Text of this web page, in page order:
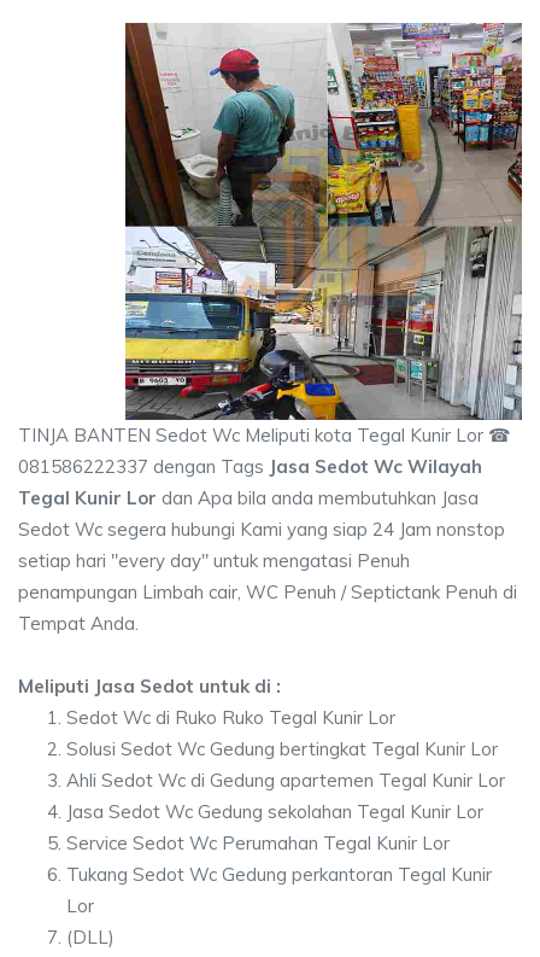
TINJA BANTEN Sedot Wc Meliputi kota Tegal Kunir Lor ☎
081586222337 dengan Tags Jasa Sedot Wc Wilayah
Tegal Kunir Lor dan Apa bila anda membutuhkan Jasa
Sedot Wc segera hubungi Kami yang siap 24 Jam nonstop
setiap hari "every day" untuk mengatasi Penuh
penampungan Limbah cair, WC Penuh / Septictank Penuh di
Tempat Anda.
Meliputi Jasa Sedot untuk di :
Sedot Wc di Ruko Ruko Tegal Kunir Lor
Solusi Sedot Wc Gedung bertingkat Tegal Kunir Lor
Ahli Sedot Wc di Gedung apartemen Tegal Kunir Lor
Jasa Sedot Wc Gedung sekolahan Tegal Kunir Lor
Service Sedot Wc Perumahan Tegal Kunir Lor
Tukang Sedot Wc Gedung perkantoran Tegal Kunir
Lor
(DLL)